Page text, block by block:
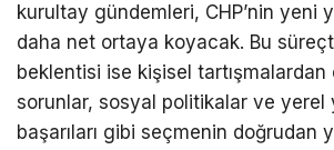
kurultay gündemleri, CHP’nin yeni
daha net ortaya koyacak. Bu
beklentisi ise kişisel
sorunlar, sosyal politikalar ve yerel
başarıları gibi seçmenin doğrudan